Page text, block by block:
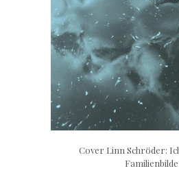
Cover Linn Schröder: